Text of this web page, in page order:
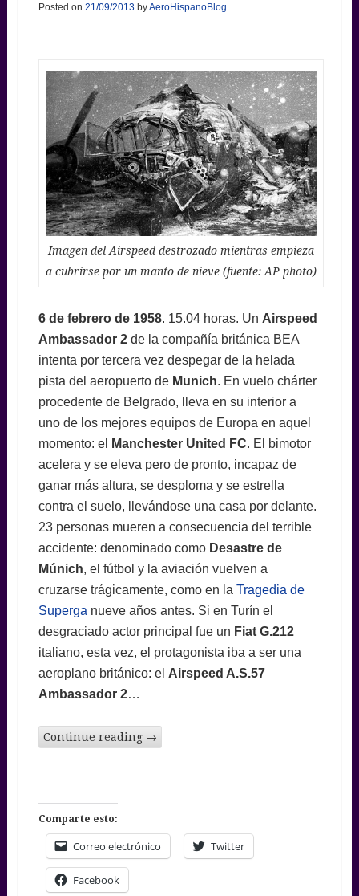
Posted on 21/09/2013 byAeroHispanoBlog
Imagen del Airspeed destrozado mientras empieza
a cubrirse por un manto de nieve (fuente: AP photo)
6 de febrero de 1958. 15.04 horas. Un Airspeed
Ambassador 2de la compañía británica BEA
intenta por tercera vez despegar de la helada
pista del aeropuerto de Munich. En vuelo chárter
procedente de Belgrado, lleva en su interior a
uno de los mejores equipos de Europa en aquel
momento: el
Manchester United FC. El bimotor
acelera y se eleva pero de pronto, incapaz de
ganar más altura, se desploma y se estrella
contra el suelo, llevándose una casa por delante.
23 personas mueren a consecuencia del terrible
accidente: denominado como Desastre de
Múnich, el fútbol y la aviación vuelven a
cruzarse trágicamente, como en la Tragedia de
Superga nueve años antes. Si en Turín el
desgraciado actor principal fue un Fiat G.212
italiano, esta vez, el protagonista iba a ser una
aeroplano británico: el Airspeed A.S.57
Ambassador 2…
Continue reading →
Comparte esto:
Correo electrónico Twitter
Facebook